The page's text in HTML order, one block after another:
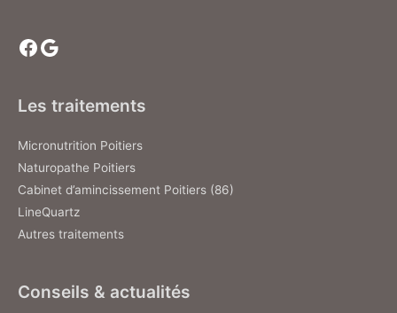
Facebook
Google
Les traitements
Micronutrition Poitiers
Naturopathe Poitiers
Cabinet d’amincissement Poitiers (86)
LineQuartz
Autres traitements
Conseils & actualités